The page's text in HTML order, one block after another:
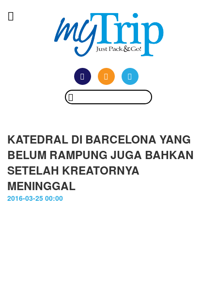
KATEDRAL DI BARCELONA YANG
BELUM RAMPUNG JUGA BAHKAN
SETELAH KREATORNYA
MENINGGAL
2016-03-25 00:00